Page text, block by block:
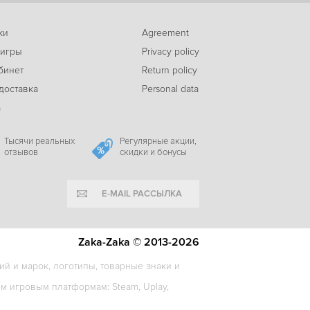
X4: Discovery Pack 1727c
469
-53%
Agreement
Privacy policy
Return policy
Personal data
Тысячи реальных
отзывов
Регулярные акции,
скидки и бонусы
E-MAIL РАССЫЛКА
и марок, логотипы, товарные знаки и
игровым платформам: Steam, Uplay,
Zaka-Zaka © 2013-2026